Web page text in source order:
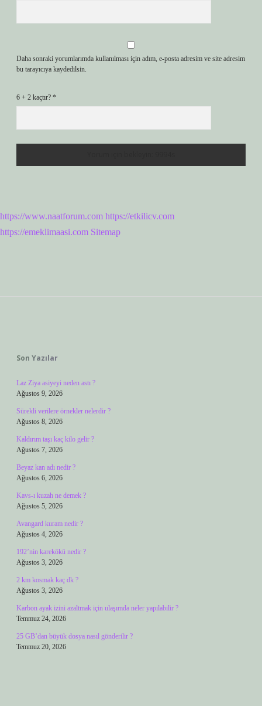
Daha sonraki yorumlarımda kullanılması için adım, e-posta adresim ve site adresim
bu tarayıcıya kaydedilsin.
6 + 2 kaçtır? *
https://www.naatforum.com https://etkilicv.com
https://emeklimaasi.com Sitemap
Son Yazılar
Laz Ziya asiyeyi neden astı ?
Ağustos 9, 2026
Sürekli verilere örnekler nelerdir ?
Ağustos 8, 2026
Kaldırım taşı kaç kilo gelir ?
Ağustos 7, 2026
Beyaz kan adı nedir ?
Ağustos 6, 2026
Kavs-ı kuzah ne demek ?
Ağustos 5, 2026
Avangard kuram nedir ?
Ağustos 4, 2026
192’nin karekökü nedir ?
Ağustos 3, 2026
2 km kosmak kaç dk ?
Ağustos 3, 2026
Karbon ayak izini azaltmak için ulaşımda neler yapılabilir ?
Temmuz 24, 2026
25 GB’dan büyük dosya nasıl gönderilir ?
Temmuz 20, 2026